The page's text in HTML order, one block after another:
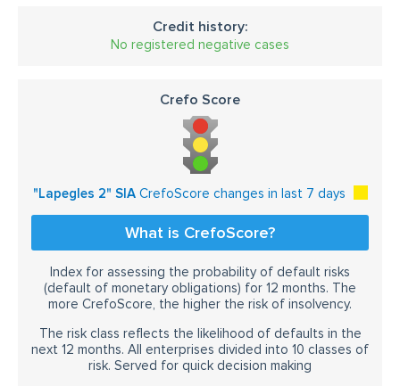
Credit history:
No registered negative cases
Crefo Score
"Lapegles 2" SIACrefoScore changes in last 7 days
What is CrefoScore?
Index for assessing the probability of default risks
(default of monetary obligations) for 12 months. The
more CrefoScore, the higher the risk of insolvency.
The risk class reflects the likelihood of defaults in the
next 12 months. All enterprises divided into 10 classes of
risk. Served for quick decision making